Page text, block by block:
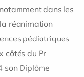
dans les
réanimation
pédiatriques
côtés du Pr
son Diplôme